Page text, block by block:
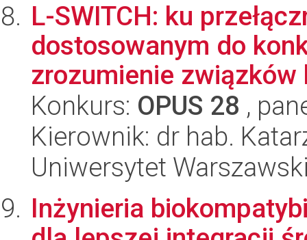
L-SWITCH: ku
dostosowanym do
zrozumienie
Konkurs: OPUS 28 ,
Kierownik: dr hab.
Uniwersytet
Inżynieria